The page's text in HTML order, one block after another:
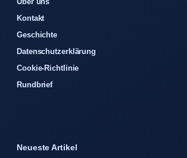
Kontakt
Geschichte
Datenschutzerklärung
Cookie-Richtlinie
Rundbrief
Neueste Artikel